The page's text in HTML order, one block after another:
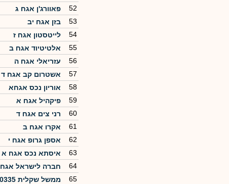
52
פאוורג'ן אגח ג
53
בזן אגח יב
54
לייטסטון אגח ז
55
אלטיטיוד אגח ב
56
עזריאלי אגח ה
57
אשטרום קב אגח ד
58
אוריון נכס אגחא
59
פיקהיל אגח א
60
רני צים אגח ד
61
אקרו אגח ב
62
אספן גרופ אגח י
63
איסתא נכס אגח א
64
חברה לישראל אגח 14
65
ממשל שקלית 0335